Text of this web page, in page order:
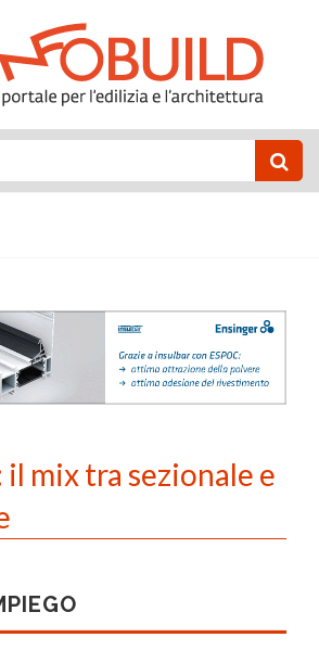
il mix tra sezionale e